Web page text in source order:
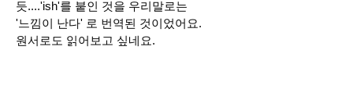
듯....'ish'를 붙인 것을 우리말로는
'느낌이 난다' 로 번역된 것이었어요.
원서로도 읽어보고 싶네요.